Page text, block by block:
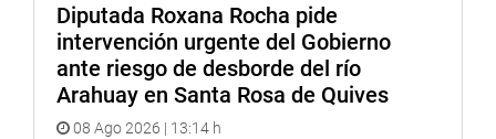
Diputada Roxana Rocha pide
intervención urgente del Gobierno
ante riesgo de desborde del río
Arahuay en Santa Rosa de Quives
08 Ago 2026 | 13:14 h